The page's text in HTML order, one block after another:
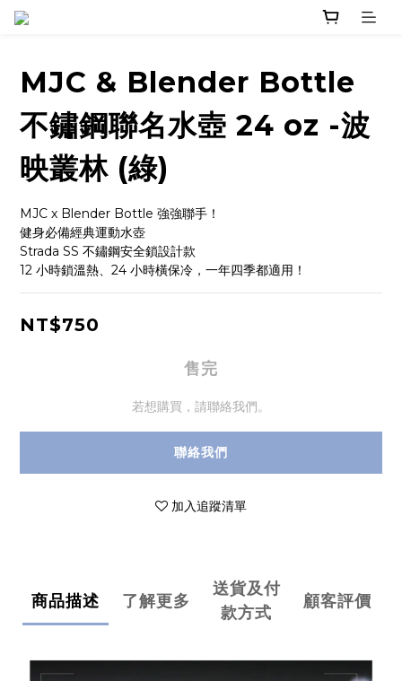
MJC & Blender Bottle
不鏽鋼聯名水壺 24 oz -波
映叢林 (綠)
MJC x Blender Bottle 強強聯手！
健身必備經典運動水壺
Strada SS 不鏽鋼安全鎖設計款
12 小時鎖溫熱、24 小時橫保冷，一年四季都適用！
NT$750
售完
若想購買，請聯絡我們。
聯絡我們
加入追蹤清單
商品描述 了解更多
送貨及付
款方式
顧客評價